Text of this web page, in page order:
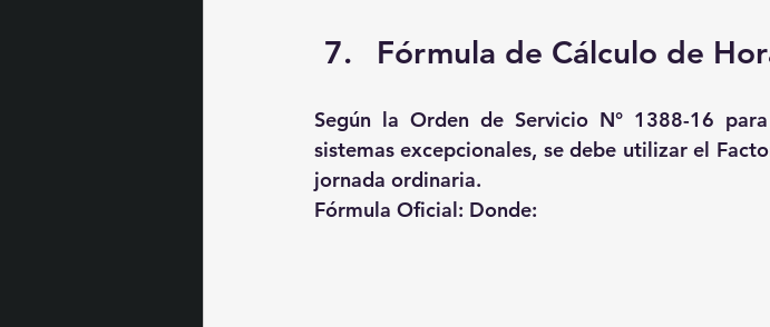
Fórmula de Cálculo de
Según la Orden de Servicio N° 1388-16
sistemas excepcionales, se debe utilizar el
jornada ordinaria.
Fórmula Oficial: Donde: